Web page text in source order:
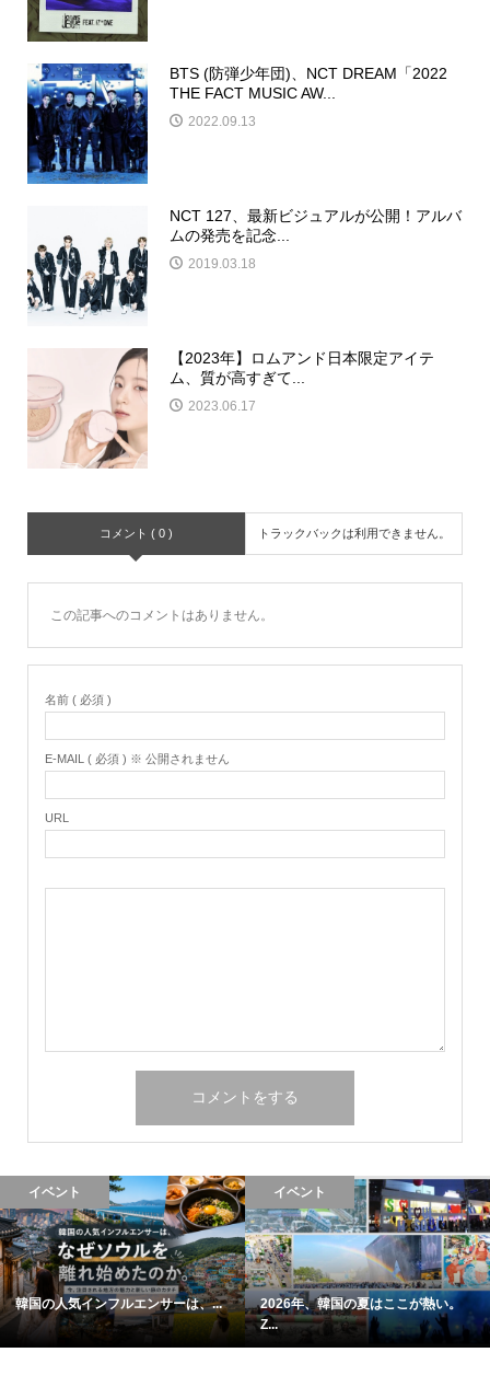
BTS (防弾少年団)、NCT DREAM「2022
THE FACT MUSIC AW...
2022.09.13
NCT 127、最新ビジュアルが公開！アルバ
ムの発売を記念...
2019.03.18
【2023年】ロムアンド日本限定アイテ
ム、質が高すぎて...
2023.06.17
コメント ( 0 ) トラックバックは利用できません。
この記事へのコメントはありません。
名前 ( 必須 )
E-MAIL ( 必須 ) ※ 公開されません
URL
イベント
韓国の人気インフルエンサーは、...
イベント
2026年、韓国の夏はここが熱い。
Z...